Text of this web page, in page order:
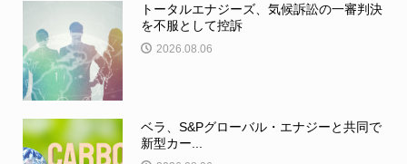
トータルエナジーズ、気候訴訟の一審判決
を不服として控訴
2026.08.06
ベラ、S&Pグローバル・エナジーと共同で
新型カー...